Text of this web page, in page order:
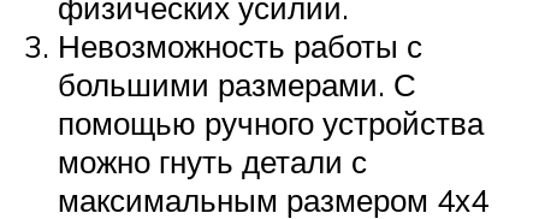
Невозможность работы с
большими размерами. С
помощью ручного устройства
можно гнуть детали с
максимальным размером 4х4